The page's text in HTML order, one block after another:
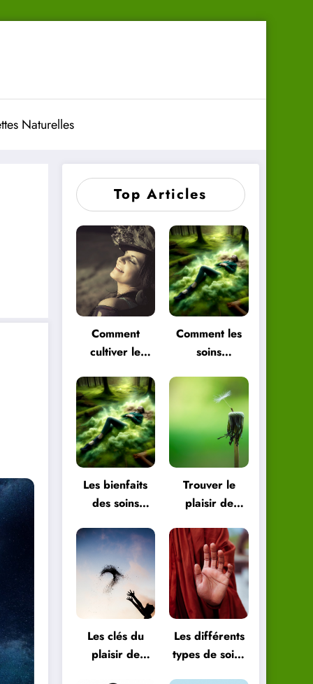
Naturelles
Top Articles
Comment
cultiver le
vivre pour
être plus
heureux
Comment les
soins
peuvent vous
aider à
retrouver
l’équilibre
Les bienfaits
des soins
pour le corps
et l’esprit
Trouver le
plaisir de
petites choses
de la vie
Les clés du
plaisir de
Les différents
types de soins